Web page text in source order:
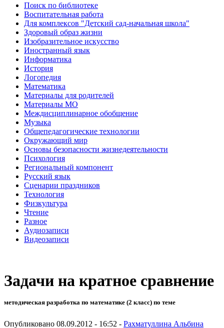
Поиск по библиотеке
Воспитательная работа
Для комплексов "Детский сад-начальная школа"
Здоровый образ жизни
Изобразительное искусство
Иностранный язык
Информатика
История
Логопедия
Математика
Материалы для родителей
Материалы МО
Междисциплинарное обобщение
Музыка
Общепедагогические технологии
Окружающий мир
Основы безопасности жизнедеятельности
Психология
Региональный компонент
Русский язык
Сценарии праздников
Технология
Физкультура
Чтение
Разное
Аудиозаписи
Видеозаписи
Задачи на кратное сравнение
методическая разработка по математике (2 класс) по теме
Опубликовано 08.09.2012 - 16:52 - Рахматуллина Альбина